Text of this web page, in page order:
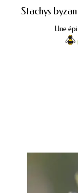
Stachys
Une